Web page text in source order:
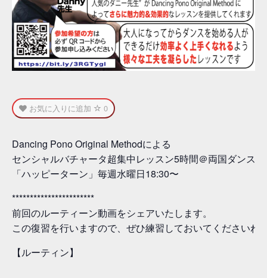
お気に入りに追加 0
Dancing Pono Original Methodによる
センシャルバチャータ超集中レッスン5時間＠両国ダンス
「ハッピーターン」毎週水曜日18:30〜
***********************
前回のルーティーン動画をシェアいたします。
この復習を行いますので、ぜひ練習しておいてくださいね
【ルーティン】